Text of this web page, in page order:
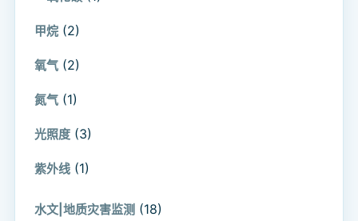
甲烷 (2)
氧气 (2)
氮气 (1)
光照度 (3)
紫外线 (1)
水文|地质灾害监测 (18)